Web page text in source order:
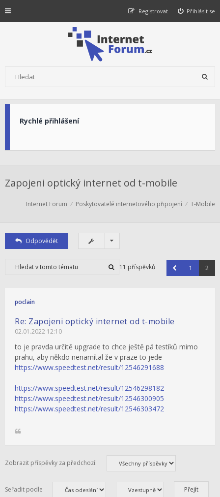
Přihlásit se
Registrovat
Rychlé přihlášení
Zapojeni optický internet od t-mobile
Internet Forum Poskytovatelé internetového připojení T-Mobile
Odpovědět
11 příspěvků 1 2
poclain
Re: Zapojeni optický internet od t-mobile
02.01.2022 12:10
to je pravda určitě upgrade to chce ještě pá testíků mimo
prahu, aby někdo nenamítal že v praze to jede
https://www.speedtest.net/result/12546291688
https://www.speedtest.net/result/12546298182
https://www.speedtest.net/result/12546300905
https://www.speedtest.net/result/12546303472
Zobrazit příspěvky za předchozí:
Seřadit podle